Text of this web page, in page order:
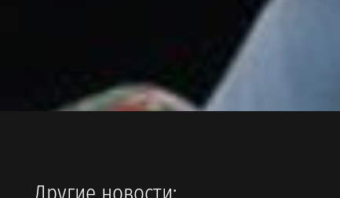
Другие новости: